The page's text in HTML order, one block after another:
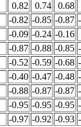
0.82 0.74 0.68
-0.82 -0.85 -0.87
-0.09 -0.24 -0.16
-0.87 -0.88 -0.85
-0.52 -0.59 -0.68
-0.40 -0.47 -0.48
-0.88 -0.87 -0.87
-0.95 -0.95 -0.95
-0.97 -0.92 -0.93